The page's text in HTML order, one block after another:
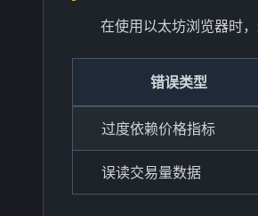
在使用以太坊浏览器时
错误类型
过度依赖价格指标
误读交易量数据